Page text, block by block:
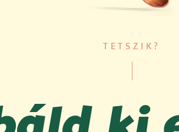
TETSZIK?